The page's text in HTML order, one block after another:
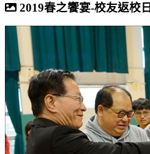
2019春之饗宴-校友返校日